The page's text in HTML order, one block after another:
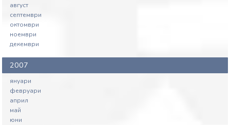
август
септември
октомври
ноември
декември
2007
януари
февруари
април
май
юни